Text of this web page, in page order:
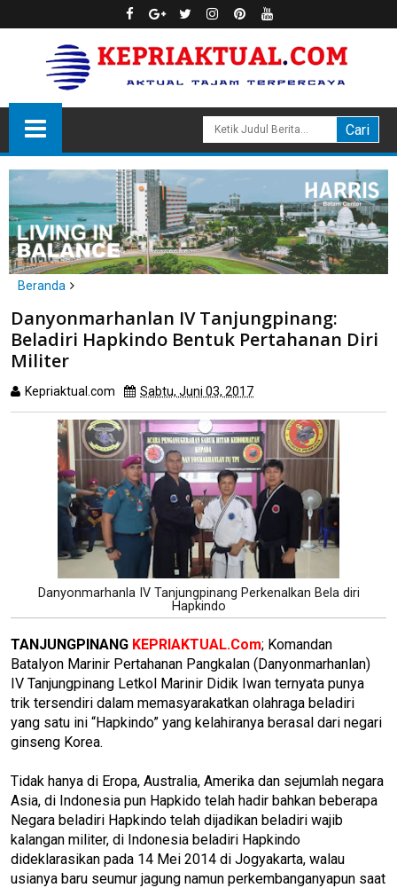
Beranda
tanjungpinang
Danyonmarhanlan IV Tanjungpinang: Beladiri Hapkindo Bentuk
Pertahanan Diri Militer
Danyonmarhanlan IV Tanjungpinang:
Beladiri Hapkindo Bentuk Pertahanan Diri
Militer
Kepriaktual.com Sabtu, Juni 03, 2017
Danyonmarhanla IV Tanjungpinang Perkenalkan Bela diri
Hapkindo
TANJUNGPINANG KEPRIAKTUAL.Com; Komandan
Batalyon Marinir Pertahanan Pangkalan (Danyonmarhanlan)
IV Tanjungpinang Letkol Marinir Didik Iwan ternyata punya
trik tersendiri dalam memasyarakatkan olahraga beladiri
yang satu ini “Hapkindo” yang kelahiranya berasal dari negari
ginseng Korea.
Tidak hanya di Eropa, Australia, Amerika dan sejumlah negara
Asia, di Indonesia pun Hapkido telah hadir bahkan beberapa
Negara beladiri Hapkindo telah dijadikan beladiri wajib
kalangan militer, di Indonesia beladiri Hapkindo
dideklarasikan pada 14 Mei 2014 di Jogyakarta, walau
usianya baru seumur jagung namun perkembanganyapun saat